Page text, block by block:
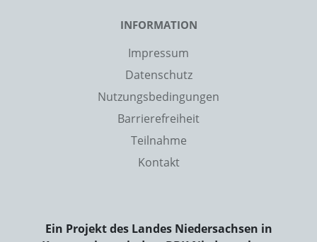
INFORMATION
Impressum
Datenschutz
Nutzungsbedingungen
Barrierefreiheit
Teilnahme
Kontakt
Ein Projekt des Landes Niedersachsen in